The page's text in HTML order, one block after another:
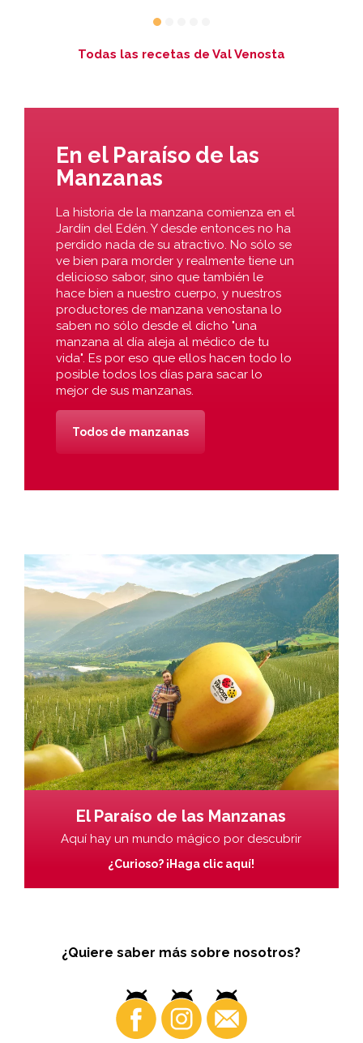
Todas las recetas de Val Venosta
En el Paraíso de las
Manzanas
La historia de la manzana comienza en el
Jardín del Edén. Y desde entonces no ha
perdido nada de su atractivo. No sólo se
ve bien para morder y realmente tiene un
delicioso sabor, sino que también le
hace bien a nuestro cuerpo, y nuestros
productores de manzana venostana lo
saben no sólo desde el dicho "una
manzana al día aleja al médico de tu
vida". Es por eso que ellos hacen todo lo
posible todos los días para sacar lo
mejor de sus manzanas.
Todos de manzanas
El Paraíso de las Manzanas
Aquí hay un mundo mágico por descubrir
¿Curioso? ¡Haga clic aquí!
¿Quiere saber más sobre nosotros?